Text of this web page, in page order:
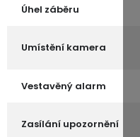
Úhel záběru
Umístění kamera
Vestavěný alarm
Zasílání upozornění